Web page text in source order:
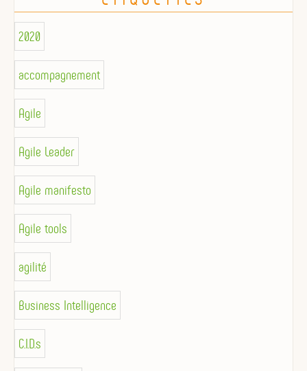
2020
accompagnement
Agile
Agile Leader
Agile manifesto
Agile tools
agilité
Business Intelligence
C.I.D.s